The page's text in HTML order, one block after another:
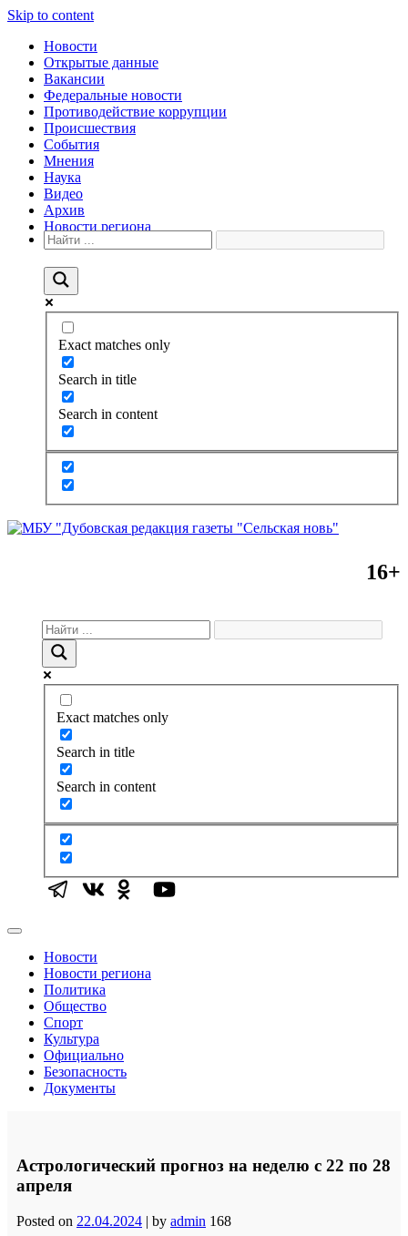
Skip to content
Новости
Открытые данные
Вакансии
Федеральные новости
Противодействие коррупции
Происшествия
События
Мнения
Наука
Видео
Архив
Новости региона
Exact matches only
Search in title
Search in content
16+
Exact matches only
Search in title
Search in content
Новости
Новости региона
Политика
Общество
Спорт
Культура
Официально
Безопасность
Документы
Астрологический прогноз на неделю с 22 по 28
апреля
Posted on 22.04.2024 | by admin 168